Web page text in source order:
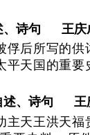
、诗句 王
后所写的供
平天国的重要
述、诗句 王
天王洪天福